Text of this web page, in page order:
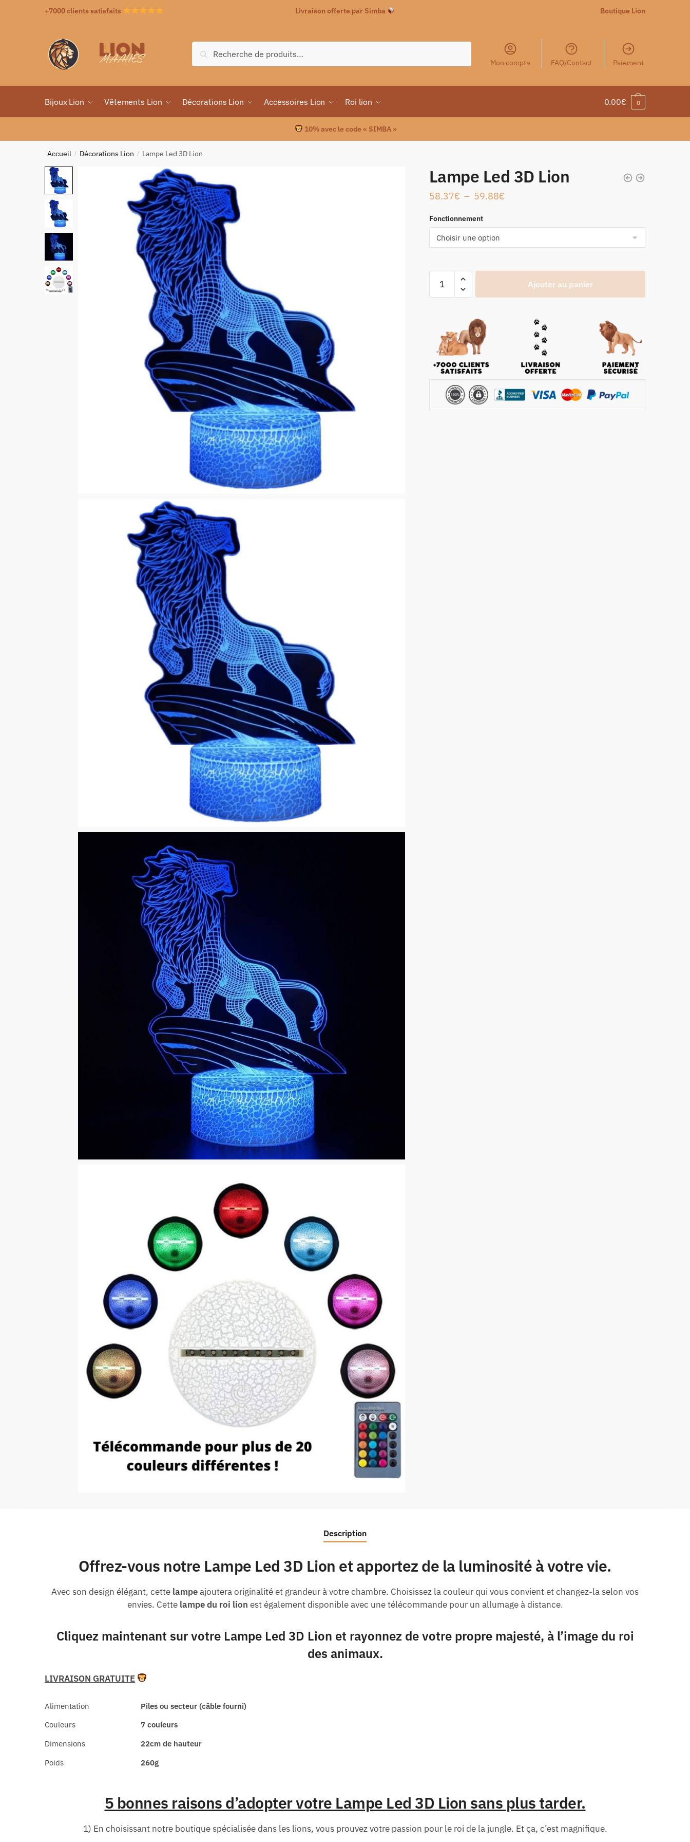
+7000 clients satisfaits Livraison offerte par Simba Boutique Lion
Recherche
Mon compte FAQ/Contact Paiement
Bijoux Lion Vêtements Lion Décorations Lion Accessoires Lion Roi lion 0.00€ 0
10% avec le code « SIMBA »
Accueil / Décorations Lion / Lampe Led 3D Lion
Lampe Led 3D Lion
58.37€ – 59.88€
Fonctionnement
Ajouter au panier
Description
Offrez-vous notre Lampe Led 3D Lion et apportez de la luminosité à votre vie.
Avec son design élégant, cette lampeajoutera originalité et grandeur à votre chambre. Choisissez la couleur qui vous convient et changez-la selon vos
envies. Cette lampe du roi lion est également disponible avec une télécommande pour un allumage à distance.
Cliquez maintenant sur votre Lampe Led 3D Lion et rayonnez de votre propre majesté, à l’image du roi
des animaux.
LIVRAISON GRATUITE
Alimentation
Piles ou secteur (câble fourni)
Couleurs
7 couleurs
Dimensions
22cm de hauteur
Poids
260g
5 bonnes raisons d’adopter votre Lampe Led 3D Lion sans plus tarder.
1) En choisissant notre boutique spécialisée dans les lions, vous prouvez votre passion pour le roi de la jungle. Et ça, c’est magnifique.